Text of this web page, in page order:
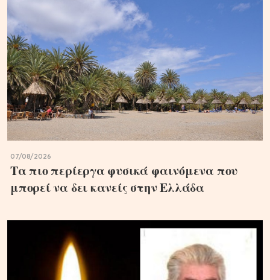
07/08/2026
Τα πιο περίεργα φυσικά φαινόμενα που
μπορεί να δει κανείς στην Ελλάδα